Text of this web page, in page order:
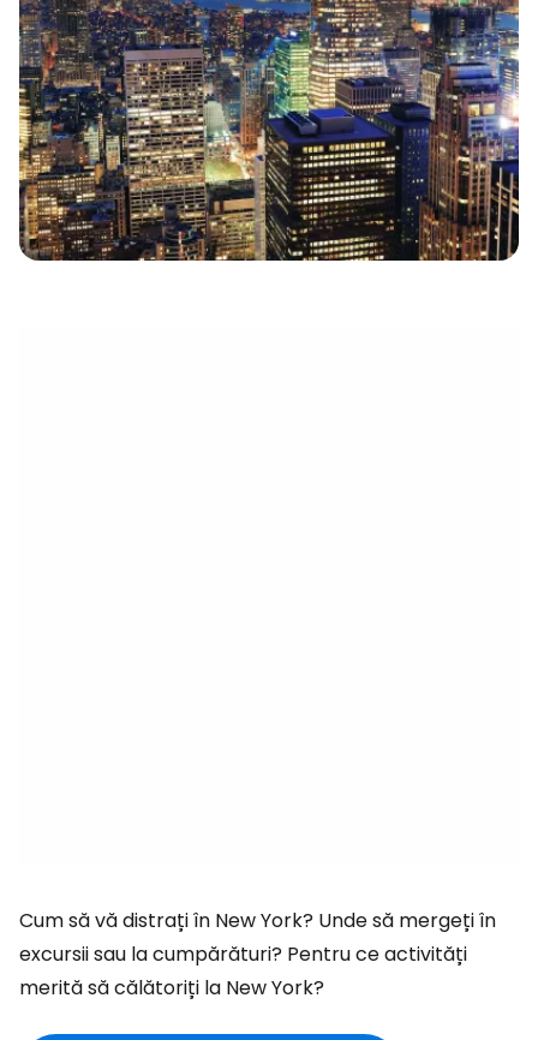
Cum să vă distrați în New York? Unde să mergeți în
excursii sau la cumpărături? Pentru ce activități
merită să călătoriți la New York?